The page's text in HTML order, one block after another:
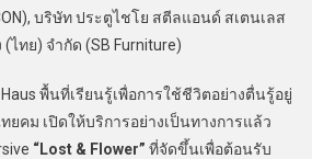
บริษัท ประตูไชโย สตีลแอนด์ สเตนเลส
ไทย) จำกัด (SB Furniture)
พื้นที่เรียนรู้เพื่อการใช้ชีวิตอย่างตื่นรู้อยู่
คม เปิดให้บริการอย่างเป็นทางการแล้ว
“Lost & Flower” ที่จัดขึ้นเพื่อต้อนรับ